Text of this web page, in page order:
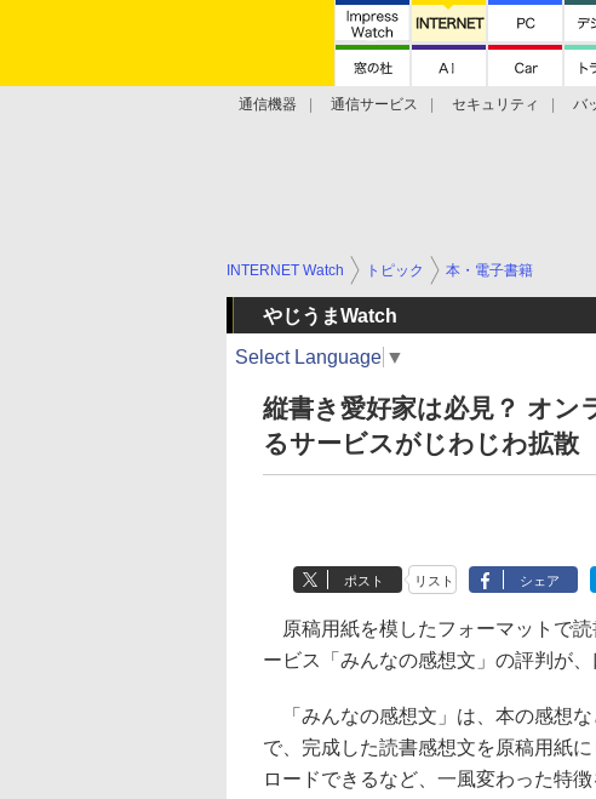
通信機器 通信サービス セキュリティ バ
INTERNET Watch トピック 本・電子書籍
やじうまWatch
Select Language ▼
縦書き愛好家は必見？ オン
るサービスがじわじわ拡散
ポスト リスト シェア
原稿用紙を模したフォーマットで
ービス「みんなの感想文」の評判が
「みんなの感想文」は、本の感想
で、完成した読書感想文を原稿用紙
ロードできるなど、一風変わった特